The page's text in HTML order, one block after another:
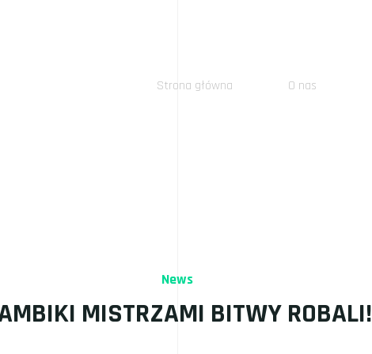
Strona główna O nas
News
MISTRZAMI BITWY ROBALI!